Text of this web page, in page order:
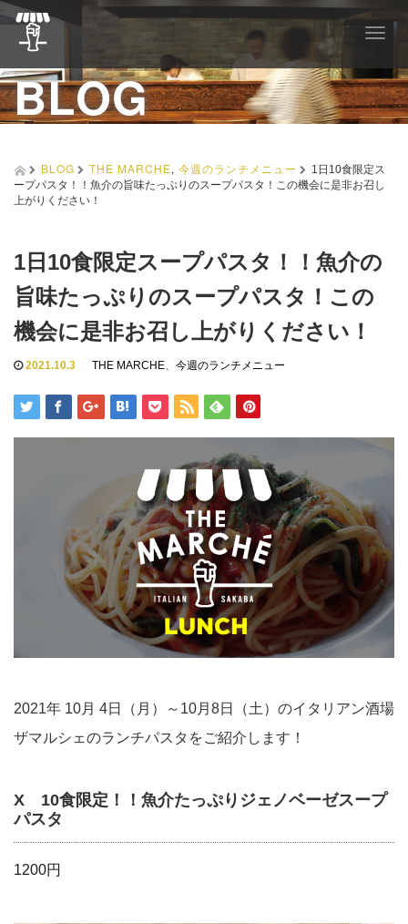
T
g
g
l
e
v
t
i
BLOG
BLOG THE MARCHE, 今週のランチメニュー
1日10食限定ス
ープパスタ！！魚介の旨味たっぷりのスープパスタ！この機会に是非お召し
上がりください！
1日10食限定スープパスタ！！魚介の
旨味たっぷりのスープパスタ！この
機会に是非お召し上がりください！
2021.10.3 THE MARCHE、 今週のランチメニュー
2021年 10月 4日（月）～10月8日（土）のイタリアン酒場
ザマルシェのランチパスタをご紹介します！
X 10食限定！！魚介たっぷりジェノベーゼスープ
パスタ
1200円